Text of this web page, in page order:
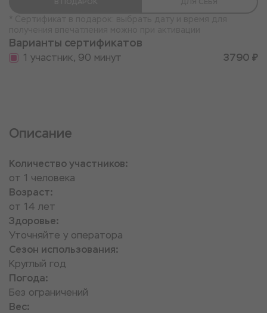
Варианты сертификатов
1 участник, 90 минут 3790 ₽
Описание
Количество участников:
от 1 человека
Возраст:
от 14 лет
Здоровье:
Уточняйте у оператора
Сезон использования:
Круглый год
Погода:
Без ограничений
Вес: